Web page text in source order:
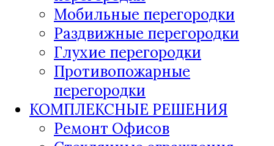
Мобильные перегородки
Раздвижные перегородки
Глухие перегородки
Противопожарные
перегородки
КОМПЛЕКСНЫЕ РЕШЕНИЯ
Ремонт Офисов